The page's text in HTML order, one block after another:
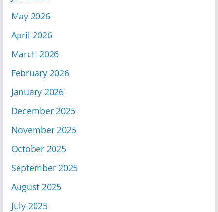
May 2026
April 2026
March 2026
February 2026
January 2026
December 2025
November 2025
October 2025
September 2025
August 2025
July 2025